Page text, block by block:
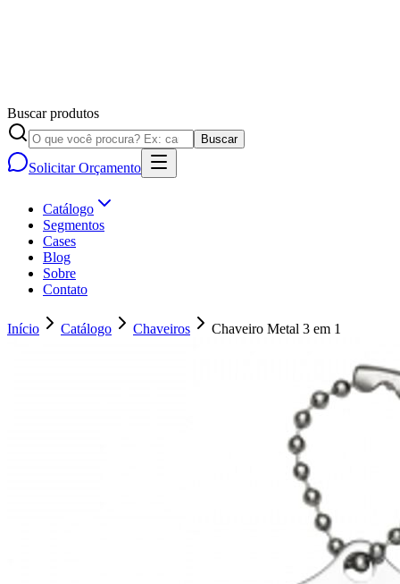
Buscar produtos
Buscar
Solicitar Orçamento
Catálogo
Segmentos
Cases
Blog
Sobre
Contato
Início Catálogo Chaveiros Chaveiro Metal 3 em 1